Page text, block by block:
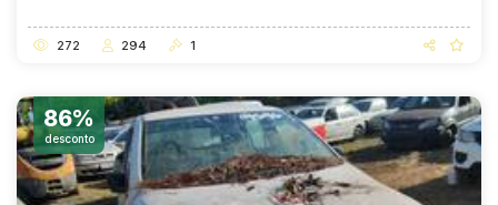
272 294 1
86%
desconto